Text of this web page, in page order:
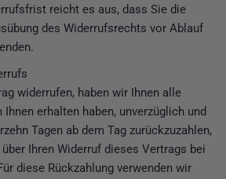
reicht es aus, dass Sie die
des Widerrufsrechts vor Ablauf
widerrufen, haben wir Ihnen alle
erhalten haben, unverzüglich und
Tagen ab dem Tag zurückzuzahlen,
Ihren Widerruf dieses Vertrags bei
diese Rückzahlung verwenden wir